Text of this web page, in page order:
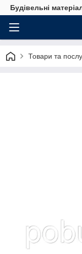
Будівельні
Товари та